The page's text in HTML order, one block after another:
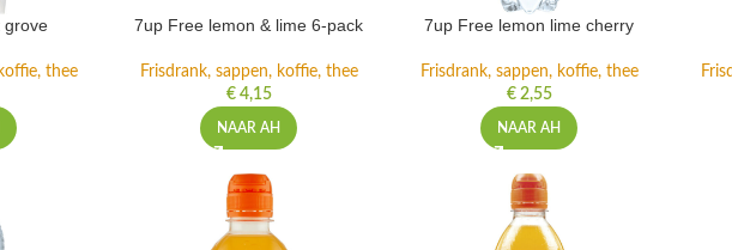
grove
thee
7up Free lemon & lime 6-pack
Frisdrank, sappen, koffie, thee
€4,15
NAAR AH
7up Free lemon lime cherry
Frisdrank, sappen, koffie, thee
€2,55
NAAR AH